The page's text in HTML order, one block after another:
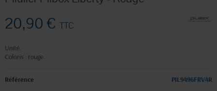
20,90 € TTC
Unité.
Coloris : rouge.
Référence PIL9496FRV4R